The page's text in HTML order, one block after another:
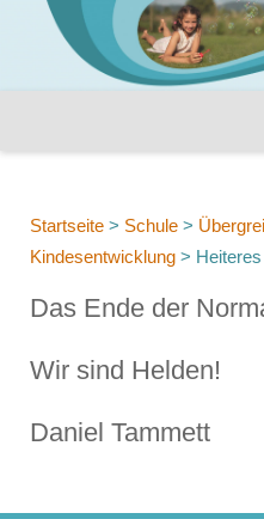
Startseite > Schule >
Kindesentwicklung >
Das Ende der
Wir sind Helden!
Daniel Tammett